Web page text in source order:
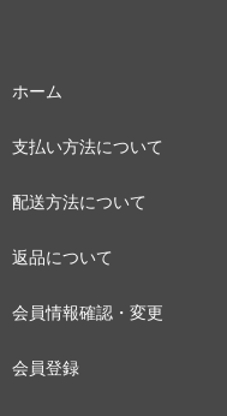
ホーム
支払い方法について
配送方法について
返品について
会員情報確認・変更
会員登録